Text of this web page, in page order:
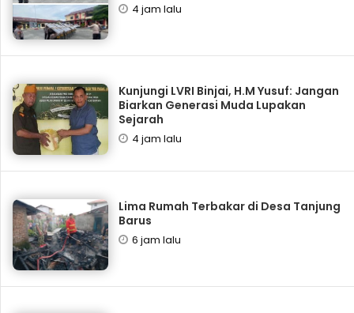
4 jam lalu
Kunjungi LVRI Binjai, H.M Yusuf: Jangan
Biarkan Generasi Muda Lupakan
Sejarah
4 jam lalu
Lima Rumah Terbakar di Desa Tanjung
Barus
6 jam lalu